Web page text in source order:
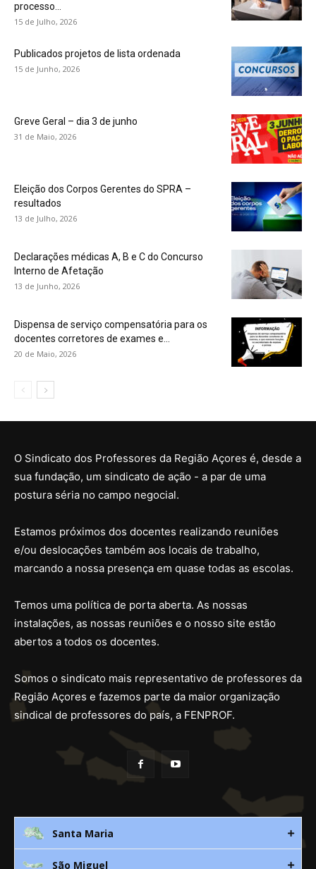
processo...
15 de Julho, 2026
Publicados projetos de lista ordenada
15 de Junho, 2026
Greve Geral – dia 3 de junho
31 de Maio, 2026
Eleição dos Corpos Gerentes do SPRA –
resultados
13 de Julho, 2026
Declarações médicas A, B e C do Concurso
Interno de Afetação
13 de Junho, 2026
Dispensa de serviço compensatória para os
docentes corretores de exames e...
20 de Maio, 2026
O Sindicato dos Professores da Região Açores é, desde a
sua fundação, um sindicato de ação - a par de uma
postura séria no campo negocial.
Estamos próximos dos docentes realizando reuniões
e/ou deslocações também aos locais de trabalho,
marcando a nossa presença em quase todas as escolas.
Temos uma política de porta aberta. As nossas
instalações, as nossas reuniões e o nosso site estão
abertos a todos os docentes.
Somos o sindicato mais representativo de professores da
Região Açores e fazemos parte da maior organização
sindical de professores do país, a FENPROF.
Santa Maria
São Miguel